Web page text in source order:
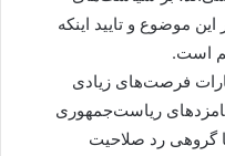
این موضوع و تایید اینکه
است.
فرصت‌های زیادی
ریاست‌جمهوری
گروهی رد صلاحیت